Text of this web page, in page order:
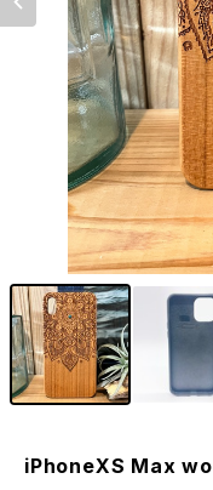
iPhoneXS Max